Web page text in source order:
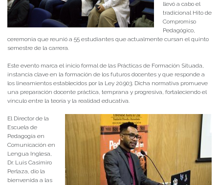
llevó a cabo el
tradicional Hito de
Compromiso
Pedagógico,
ceremonia que reunió a 55 estudiantes que actualmente cursan el quinto
semestre de la carrera.
Este evento marca el inicio formal de las Prácticas de Formación Situada,
instancia clave en la formación de los futuros docentes y que responde a
los lineamientos establecidos por la Ley 20.903. Dicha normativa promueve
una preparación docente práctica, temprana y progresiva, fortaleciendo el
vínculo entre la teoría y la realidad educativa.
El Director de la
Escuela de
Pedagogía en
Comunicación en
Lengua Inglesa,
Dr. Luis Casimiro
Perlaza, dio la
bienvenida a las